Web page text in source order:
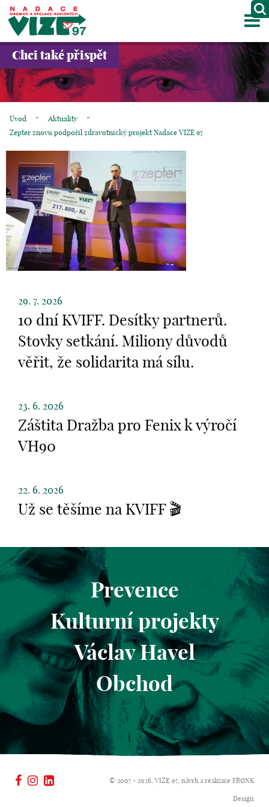
O NÁS
PROJEKTY
GALERIE
KONTAKTY
OBCHOD
KOŠÍK
EN
Chci také přispět
Úvod * Aktuality
*
Zepter znovu podpořil zdravotnický projekt Nadace VIZE 97
29. 7. 2026
10 dní KVIFF. Desítky partnerů.
Stovky setkání. Miliony důvodů
věřit, že solidarita má sílu.
23. 6. 2026
Záštita Dražba pro Fenix k výročí
VH90
22. 6. 2026
Už se těšíme na KVIFF 🎬
Prevence
Kulturní projekty
Václav Havel
Obchod
© 2007 - 2026, VIZE 97, návrh a realizace FRONK
Design